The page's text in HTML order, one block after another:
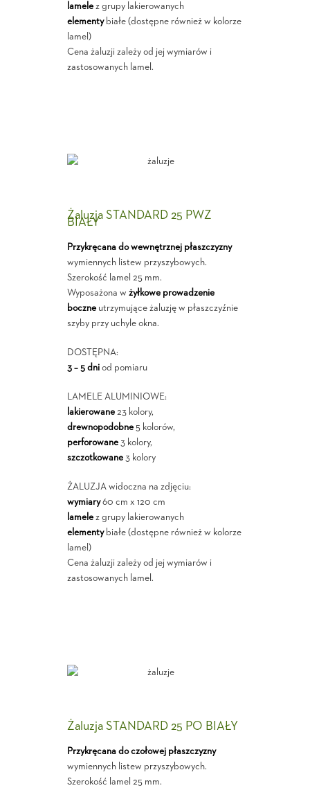
lamelez grupy lakierowanych
elementybiałe (dostępne również w kolorze
lamel)
Cena żaluzji zależy od jej wymiarów i
zastosowanych lamel.
Żaluzja STANDARD 25 PWZ
BIAŁY
Przykręcana do wewnętrznej płaszczyzny
wymiennych listew przyszybowych.
Szerokość lamel 25 mm.
Wyposażona w żyłkowe prowadzenie
boczneutrzymujące żaluzję w płaszczyźnie
szyby przy uchyle okna.
DOSTĘPNA:
3 – 5 dniod pomiaru
LAMELE ALUMINIOWE:
lakierowane23 kolory,
drewnopodobne5 kolorów,
perforowane3 kolory,
szczotkowane3 kolory
ŻALUZJA widoczna na zdjęciu:
wymiary60 cm x 120 cm
lamelez grupy lakierowanych
elementybiałe (dostępne również w kolorze
lamel)
Cena żaluzji zależy od jej wymiarów i
zastosowanych lamel.
Żaluzja STANDARD 25 PO BIAŁY
Przykręcana do czołowej płaszczyzny
wymiennych listew przyszybowych.
Szerokość lamel 25 mm.